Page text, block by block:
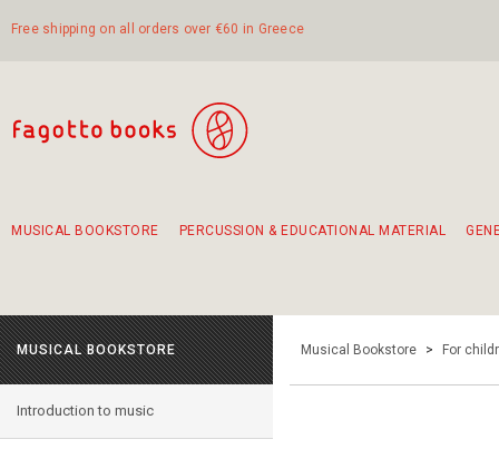
Free shipping on all orders over €60 in Greece
MUSICAL BOOKSTORE PERCUSSION & EDUCATIONAL MATERIAL
MUSICAL BOOKSTORE
Introduction to music
Musical Bookstore > For